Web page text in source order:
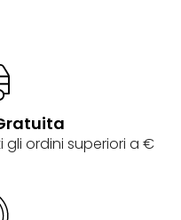
ordini superiori a €